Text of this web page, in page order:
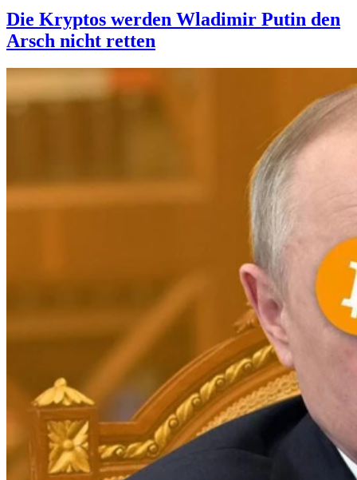
Die Kryptos werden Wladimir Putin den
Arsch nicht retten